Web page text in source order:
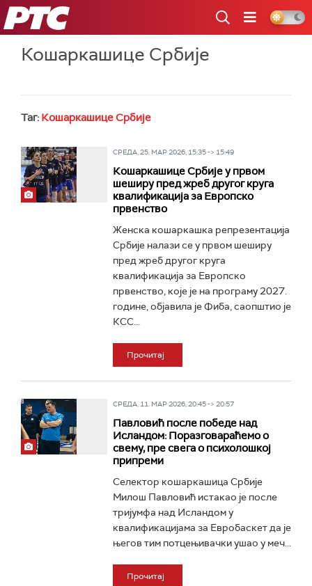
РТС
Кошаркашице Србије
Таг: Кошаркашице Србије
СРЕДА, 25. МАР 2026, 15:35 -> 15:49
Кошаркашице Србије у првом
шеширу пред жреб другог круга
квалификација за Европско
првенство
Женска кошаркашка репрезентација
Србије налази се у првом шеширу
пред жреб другог круга
квалификација за Европско
првенство, које је на програму 2027.
године, објавила је Фиба, саопштио је
КСС...
Прочитај
СРЕДА, 11. МАР 2026, 20:45 -> 20:57
Павловић после победе над
Исландом: Поразговараћемо о
свему, пре свега о психолошкој
припреми
Селектор кошаркашица Србије
Милош Павловић истакао је после
тријумфа над Исландом у
квалификацијама за Евробаскет да је
његов тим потцењивачки ушао у меч...
Прочитај